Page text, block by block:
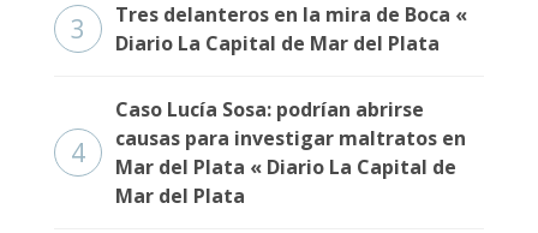
3
Tres delanteros en la mira de Boca «
Diario La Capital de Mar del Plata
4
Caso Lucía Sosa: podrían abrirse
causas para investigar maltratos en
Mar del Plata « Diario La Capital de
Mar del Plata